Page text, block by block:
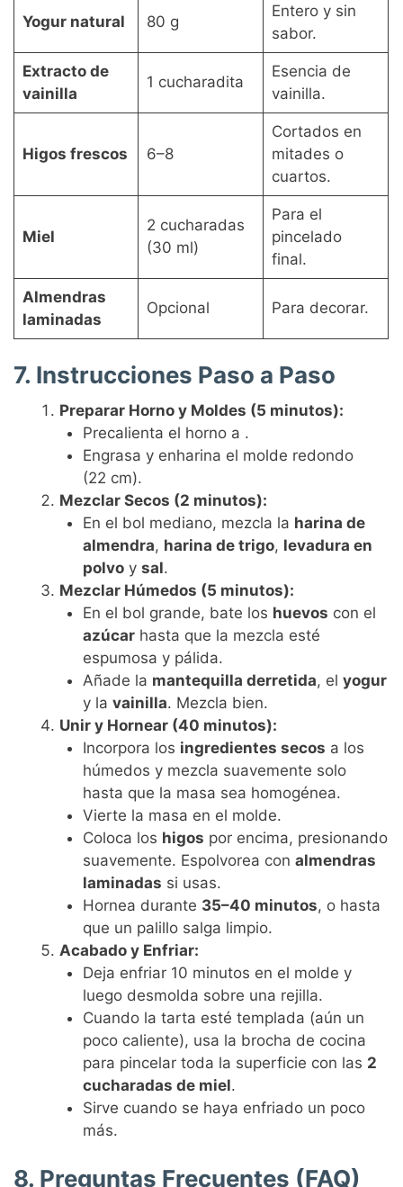
Yogur natural 80 g
Entero y sin
sabor.
Extracto de
vainilla
1 cucharadita
Esencia de
vainilla.
Higos frescos 6–8
Cortados en
mitades o
cuartos.
Miel
2 cucharadas
(30 ml)
Para el
pincelado
final.
Almendras
laminadas
Opcional Para decorar.
7. Instrucciones Paso a Paso
Preparar Horno y Moldes (5 minutos):
Precalienta el horno a .
Engrasa y enharina el molde redondo
(22 cm).
Mezclar Secos (2 minutos):
En el bol mediano, mezcla la harina de
almendra, harina de trigo, levadura en
polvoy sal.
Mezclar Húmedos (5 minutos):
En el bol grande, bate los huevos con el
azúcarhasta que la mezcla esté
espumosa y pálida.
Añade la mantequilla derretida, el yogur
y la vainilla. Mezcla bien.
Unir y Hornear (40 minutos):
Incorpora los ingredientes secos a los
húmedos y mezcla suavemente solo
hasta que la masa sea homogénea.
Vierte la masa en el molde.
Coloca los higos por encima, presionando
suavemente. Espolvorea con almendras
laminadas si usas.
Hornea durante 35–40 minutos, o hasta
que un palillo salga limpio.
Acabado y Enfriar:
Deja enfriar 10 minutos en el molde y
luego desmolda sobre una rejilla.
Cuando la tarta esté templada (aún un
poco caliente), usa la brocha de cocina
para pincelar toda la superficie con las 2
cucharadas de miel.
Sirve cuando se haya enfriado un poco
más.
8. Preguntas Frecuentes (FAQ)